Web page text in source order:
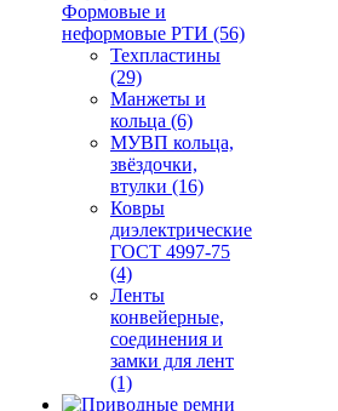
Формовые и
неформовые РТИ (56)
Техпластины
(29)
Манжеты и
кольца (6)
МУВП кольца,
звёздочки,
втулки (16)
Ковры
диэлектрические
ГОСТ 4997-75
(4)
Ленты
конвейерные,
соединения и
замки для лент
(1)